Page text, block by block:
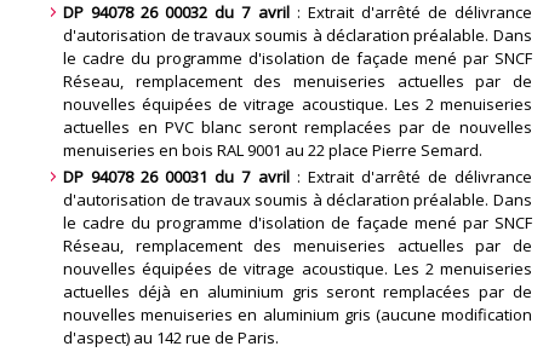
DP 94078 26 00032 du 7 avril : Extrait d'arrêté de délivrance
d'autorisation de travaux soumis à déclaration préalable. Dans
le cadre du programme d'isolation de façade mené par SNCF
Réseau, remplacement des menuiseries actuelles par de
nouvelles équipées de vitrage acoustique. Les 2 menuiseries
actuelles en PVC blanc seront remplacées par de nouvelles
menuiseries en bois RAL 9001 au 22 place Pierre Semard.
DP 94078 26 00031 du 7 avril : Extrait d'arrêté de délivrance
d'autorisation de travaux soumis à déclaration préalable. Dans
le cadre du programme d'isolation de façade mené par SNCF
Réseau, remplacement des menuiseries actuelles par de
nouvelles équipées de vitrage acoustique. Les 2 menuiseries
actuelles déjà en aluminium gris seront remplacées par de
nouvelles menuiseries en aluminium gris (aucune modification
d'aspect) au 142 rue de Paris.